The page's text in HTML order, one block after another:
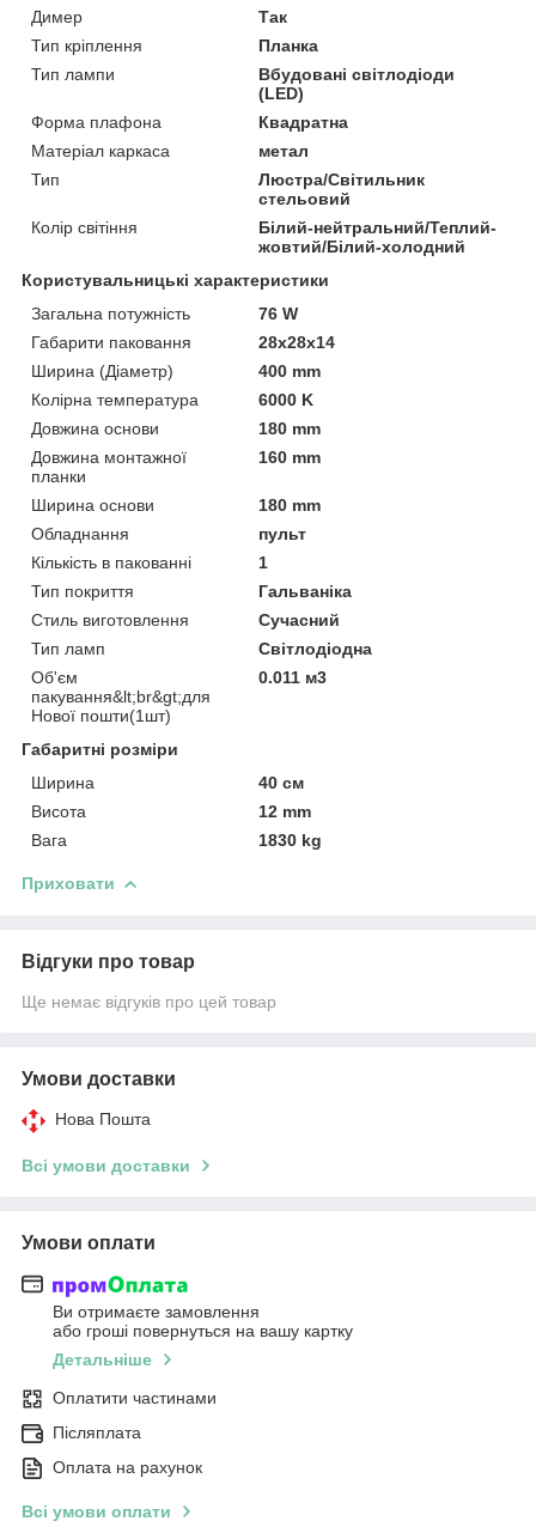
Димер
Так
Тип кріплення
Планка
Тип лампи
Вбудовані світлодіоди
(LED)
Форма плафона
Квадратна
Матеріал каркаса
метал
Тип
Люстра/Світильник
стельовий
Колір світіння
Білий-нейтральний/Теплий-
жовтий/Білий-холодний
Користувальницькі характеристики
Загальна потужність
76 W
Габарити паковання
28x28x14
Ширина (Діаметр)
400 mm
Колірна температура
6000 K
Довжина основи
180 mm
Довжина монтажної
планки
160 mm
Ширина основи
180 mm
Обладнання
пульт
Кількість в пакованні
1
Тип покриття
Гальваніка
Стиль виготовлення
Сучасний
Тип ламп
Світлодіодна
Об'єм
пакування&lt;br&gt;для
Нової пошти(1шт)
0.011 м3
Габаритні розміри
Ширина
40 см
Висота
12 mm
Вага
1830 kg
Приховати
Відгуки про товар
Ще немає відгуків про цей товар
Умови доставки
Нова Пошта
Всі умови доставки
Умови оплати
Ви отримаєте замовлення
або гроші повернуться на вашу картку
Детальніше
Оплатити частинами
Післяплата
Оплата на рахунок
Всі умови оплати